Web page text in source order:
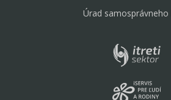
Úrad samosprávneho